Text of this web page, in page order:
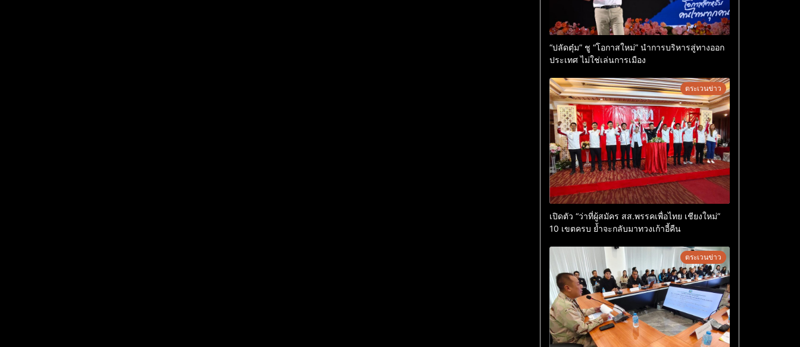
“ปลัดตุ๋ม” ชู “โอกาสใหม่” นำการบริหารสู่ทางออก
ประเทศ ไม่ใช่เล่นการเมือง
ตระเวนข่าว
เปิดตัว “ว่าที่ผู้สมัคร สส.พรรคเพื่อไทย เชียงใหม่”
10 เขตครบ ย้ำจะกลับมาทวงเก้าอี้คืน
ตระเวนข่าว